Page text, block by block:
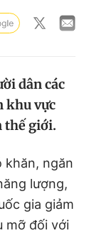
dân các
khu vực
thế giới.
khăn, ngăn
lượng,
gia giảm
mỡ đối với